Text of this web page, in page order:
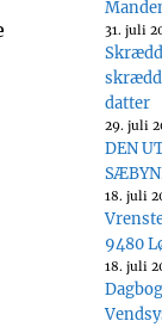
31. juli
datter
29. juli
DEN
18. juli
9480
18. juli